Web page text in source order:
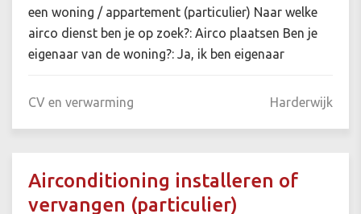
een woning / appartement (particulier) Naar welke
airco dienst ben je op zoek?: Airco plaatsen Ben je
eigenaar van de woning?: Ja, ik ben eigenaar
CV en verwarming Harderwijk
Airconditioning installeren of
vervangen (particulier)